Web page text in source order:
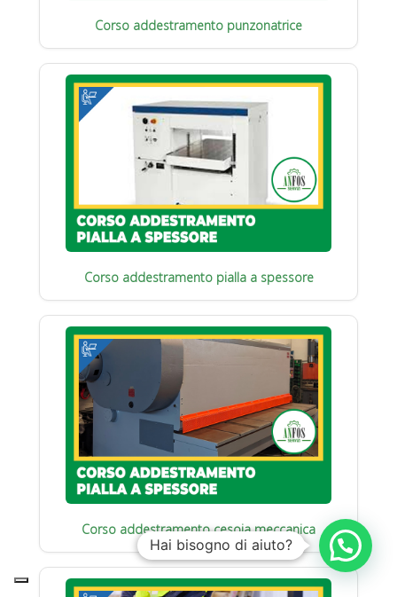
Corso addestramento punzonatrice
Corso addestramento pialla a spessore
Corso addestramento cesoia meccanica
Hai bisogno di aiuto?